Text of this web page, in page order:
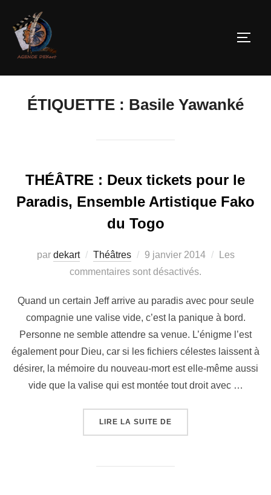
ÉTIQUETTE : Basile Yawanké
THÉÂTRE : Deux tickets pour le
Paradis, Ensemble Artistique Fako
du Togo
par dekart Théâtres 9 janvier 2014
Les
commentaires sont désactivés.
Quand un certain Jeff arrive au paradis avec pour seule
compagnie une valise vide, c’est la panique à bord.
Personne ne semble attendre sa venue. L’énigme l’est
également pour Dieu, car si les fichiers célestes laissent à
désirer, la mémoire du nouveau-mort est elle-même aussi
vide que la valise qui est montée tout droit avec …
LIRE LA SUITE DE